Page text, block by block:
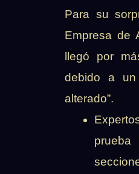
Para su
Empresa de
llegó por
debido a un
alterado”.